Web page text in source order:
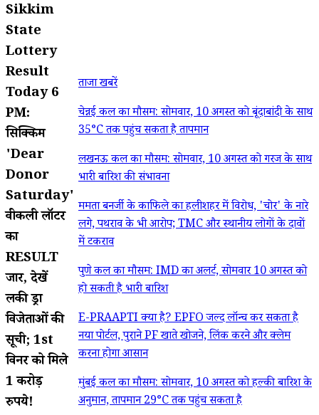
Sikkim
State
Lottery
Result
Today 6
PM:
सिक्किम
'Dear
Donor
Saturday'
वीकली लॉटरी
का
RESULT
जारी, देखें
लकी ड्रा
विजेताओं की
सूची; 1st
विनर को मिले
1 करोड़
रुपये!
ताजा खबरें
चेन्नई कल का मौसम: सोमवार, 10 अगस्त को बूंदाबांदी के साथ
35°C तक पहुंच सकता है तापमान
लखनऊ कल का मौसम: सोमवार, 10 अगस्त को गरज के साथ
भारी बारिश की संभावना
ममता बनर्जी के काफिले का हलीशहर में विरोध, 'चोर' के नारे
लगे, पथराव के भी आरोप; TMC और स्थानीय लोगों के दावों
में टकराव
पुणे कल का मौसम: IMD का अलर्ट, सोमवार 10 अगस्त को
हो सकती है भारी बारिश
E-PRAAPTI क्या है? EPFO जल्द लॉन्च कर सकता है
नया पोर्टल, पुराने PF खाते खोजने, लिंक करने और क्लेम
करना होगा आसान
मुंबई कल का मौसम: सोमवार, 10 अगस्त को हल्की बारिश के
अनुमान, तापमान 29°C तक पहुंच सकता है